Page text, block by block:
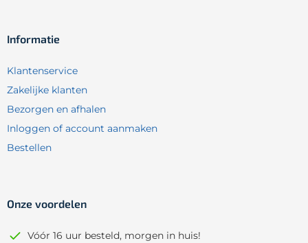
Informatie
Klantenservice
Zakelijke klanten
Bezorgen en afhalen
Inloggen of account aanmaken
Bestellen
Onze voordelen
Vóór 16 uur besteld, morgen in huis!